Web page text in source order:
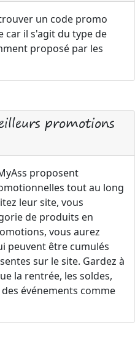
un code promo
car il s'agit du type de
proposé par les
promotions
proposent
tout au long
leur site, vous
de produits en
vous aurez
peuvent être cumulés
sur le site. Gardez à
la rentrée, les soldes,
événements comme